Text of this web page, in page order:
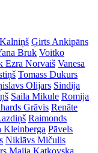
Ģirts Ankipāns
Bruk Voitko
Ezra Norvaiš Vanesa
Tomass Dukurs
Olijars Sindija
Saila Mikule Romija
Grāvis Renāte
Raimonds
Kleinberga Pāvels
Niklāvs Mičulis